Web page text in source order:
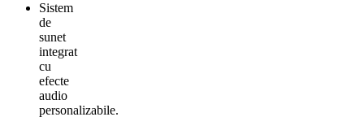
Sistem
de
sunet
integrat
cu
efecte
audio
personalizabile.